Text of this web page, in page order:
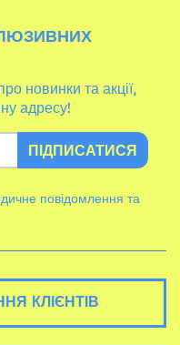
новинки та акції,
адресу!
ПІДПИСАТИСЯ
повідомлення та
КЛІЄНТІВ